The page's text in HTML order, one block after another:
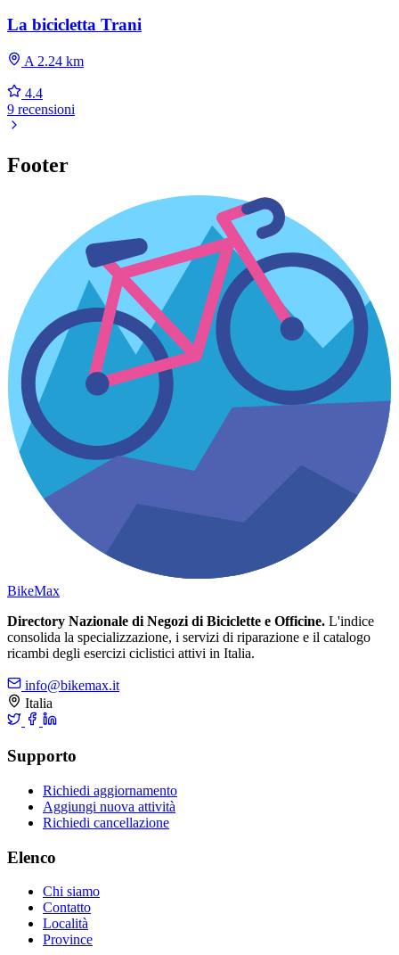
La bicicletta Trani
A 2.24 km
4.4
9 recensioni
Footer
BikeMax
Directory Nazionale di Negozi di Biciclette e Officine. L'indice
consolida la specializzazione, i servizi di riparazione e il catalogo
ricambi degli esercizi ciclistici attivi in Italia.
info@bikemax.it
Italia
Supporto
Richiedi aggiornamento
Aggiungi nuova attività
Richiedi cancellazione
Elenco
Chi siamo
Contatto
Località
Province